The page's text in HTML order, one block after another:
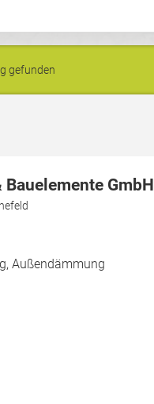
gefunden
Bauelemente GmbH
Außendämmung